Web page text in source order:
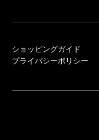
ショッピングガイド
プライバシーポリシー